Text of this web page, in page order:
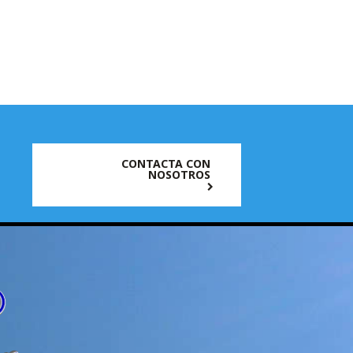
CONTACTA CON
NOSOTROS